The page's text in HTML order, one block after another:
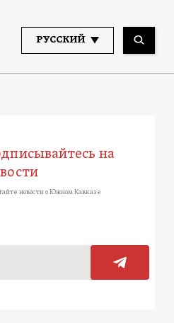
РУССКИЙ
на
новости о Южном Кавказе